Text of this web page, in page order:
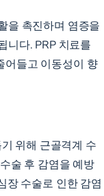
을 촉진하며 염증을
니다. PRP 치료를
어들고 이동성이 향
위해 근골격계 수
술 후 감염을 예방
장 수술로 인한감염